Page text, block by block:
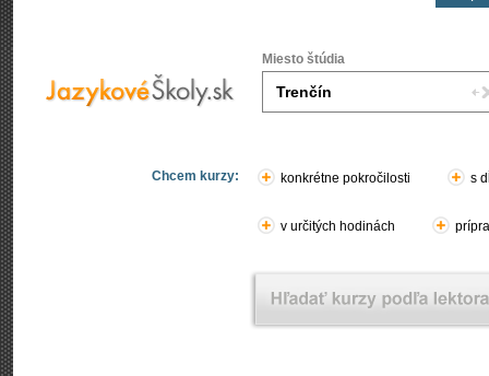
Miesto štúdia
Chcem kurzy: konkrétne pokročilosti s
v určitých hodinách